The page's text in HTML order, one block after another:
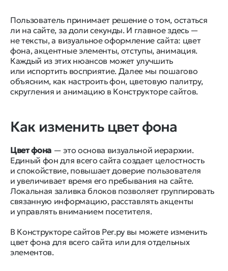
Пользователь принимает решение о том, остаться
ли на сайте, за доли секунды. И главное здесь —
не тексты, а визуальное оформление сайта: цвет
фона, акцентные элементы, отступы, анимация.
Каждый из этих нюансов может улучшить
или испортить восприятие. Далее мы пошагово
объясним, как настроить фон, цветовую палитру,
скругления и анимацию в Конструкторе сайтов.
Как изменить цвет фона
Цвет фона — это основа визуальной иерархии.
Единый фон для всего сайта создает целостность
и спокойствие, повышает доверие пользователя
и увеличивает время его пребывания на сайте.
Локальная заливка блоков позволяет группировать
связанную информацию, расставлять акценты
и управлять вниманием посетителя.
В Конструкторе сайтов Рег.ру вы можете изменить
цвет фона для всего сайта или для отдельных
элементов.